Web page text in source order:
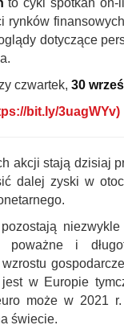
to cykl spotkań on-
rynków
dotyczące
czwartek, 30
bit.ly/3uagWYv)
akcji stają dzisiaj
dalej zyski w
poważne i
w Europie
może w 2021
świecie.